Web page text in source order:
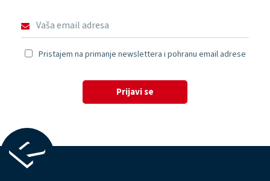
Pristajem na primanje newslettera i pohranu email adrese
Prijavi se